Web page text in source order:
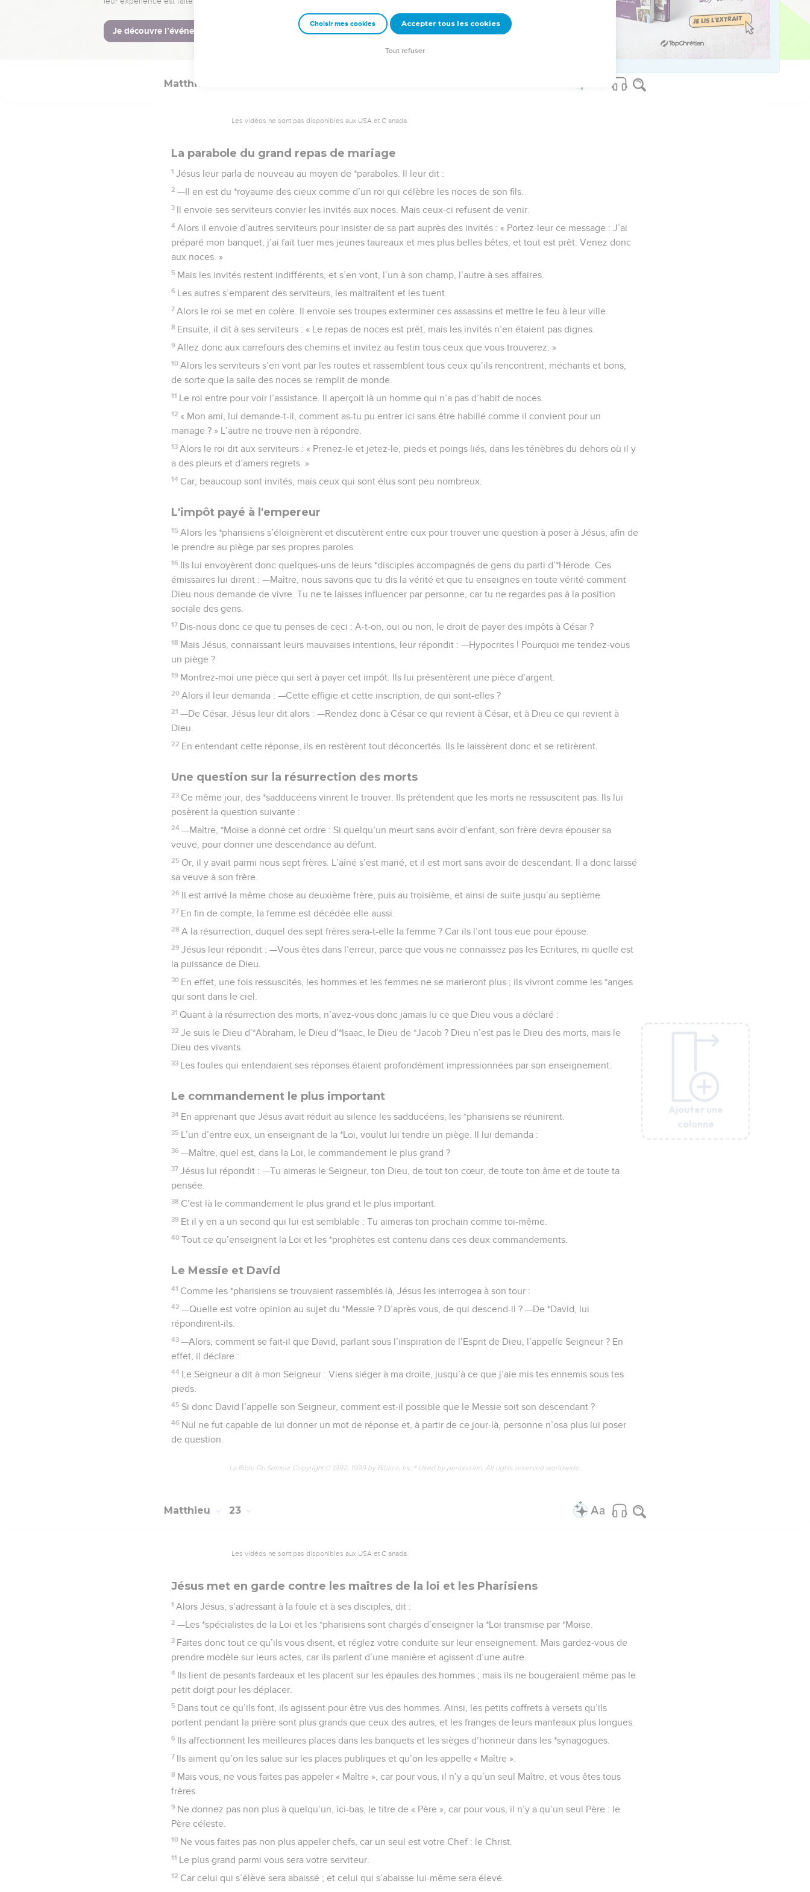
Jésus comme un *prophète.
La Bible Du Semeur Copyright © 1992, 1999 by Biblica, Inc.® Used by permission. All rights reserved worldwide.
Ajouter une
colonne
Matthieu
Les vidéos ne sont pas disponibles aux USA et C anada.
La parabole du grand repas de mariage
1 Jésus leur parla de nouveau au moyen de *paraboles. Il leur dit :
2 —Il en est du *royaume des cieux comme d’un roi qui célèbre les noces de son fils.
3 Il envoie ses serviteurs convier les invités aux noces. Mais ceux-ci refusent de venir.
4 Alors il envoie d’autres serviteurs pour insister de sa part auprès des invités : « Portez-leur ce message : J’ai
préparé mon banquet, j’ai fait tuer mes jeunes taureaux et mes plus belles bêtes, et tout est prêt. Venez donc
aux noces. »
5 Mais les invités restent indifférents, et s’en vont, l’un à son champ, l’autre à ses affaires.
6 Les autres s’emparent des serviteurs, les maltraitent et les tuent.
7 Alors le roi se met en colère. Il envoie ses troupes exterminer ces assassins et mettre le feu à leur ville.
8 Ensuite, il dit à ses serviteurs : « Le repas de noces est prêt, mais les invités n’en étaient pas dignes.
9 Allez donc aux carrefours des chemins et invitez au festin tous ceux que vous trouverez. »
10 Alors les serviteurs s’en vont par les routes et rassemblent tous ceux qu’ils rencontrent, méchants et bons,
de sorte que la salle des noces se remplit de monde.
11 Le roi entre pour voir l’assistance. Il aperçoit là un homme qui n’a pas d’habit de noces.
12 « Mon ami, lui demande-t-il, comment as-tu pu entrer ici sans être habillé comme il convient pour un
mariage ? » L’autre ne trouve rien à répondre.
13 Alors le roi dit aux serviteurs : « Prenez-le et jetez-le, pieds et poings liés, dans les ténèbres du dehors où il y
a des pleurs et d’amers regrets. »
14 Car, beaucoup sont invités, mais ceux qui sont élus sont peu nombreux.
L'impôt payé à l'empereur
15 Alors les *pharisiens s’éloignèrent et discutèrent entre eux pour trouver une question à poser à Jésus, afin de
le prendre au piège par ses propres paroles.
16 Ils lui envoyèrent donc quelques-uns de leurs *disciples accompagnés de gens du parti d’*Hérode. Ces
émissaires lui dirent : —Maître, nous savons que tu dis la vérité et que tu enseignes en toute vérité comment
Dieu nous demande de vivre. Tu ne te laisses influencer par personne, car tu ne regardes pas à la position
sociale des gens.
17 Dis-nous donc ce que tu penses de ceci : A-t-on, oui ou non, le droit de payer des impôts à César ?
18 Mais Jésus, connaissant leurs mauvaises intentions, leur répondit : —Hypocrites ! Pourquoi me tendez-vous
un piège ?
19 Montrez-moi une pièce qui sert à payer cet impôt. Ils lui présentèrent une pièce d’argent.
20 Alors il leur demanda : —Cette effigie et cette inscription, de qui sont-elles ?
21 —De César. Jésus leur dit alors : —Rendez donc à César ce qui revient à César, et à Dieu ce qui revient à
Dieu.
22 En entendant cette réponse, ils en restèrent tout déconcertés. Ils le laissèrent donc et se retirèrent.
Une question sur la résurrection des morts
23 Ce même jour, des *sadducéens vinrent le trouver. Ils prétendent que les morts ne ressuscitent pas. Ils lui
posèrent la question suivante :
24 —Maître, *Moïse a donné cet ordre : Si quelqu’un meurt sans avoir d’enfant, son frère devra épouser sa
veuve, pour donner une descendance au défunt.
25 Or, il y avait parmi nous sept frères. L’aîné s’est marié, et il est mort sans avoir de descendant. Il a donc laissé
sa veuve à son frère.
26 Il est arrivé la même chose au deuxième frère, puis au troisième, et ainsi de suite jusqu’au septième.
27 En fin de compte, la femme est décédée elle aussi.
28 A la résurrection, duquel des sept frères sera-t-elle la femme ? Car ils l’ont tous eue pour épouse.
29 Jésus leur répondit : —Vous êtes dans l’erreur, parce que vous ne connaissez pas les Ecritures, ni quelle est
la puissance de Dieu.
30 En effet, une fois ressuscités, les hommes et les femmes ne se marieront plus ; ils vivront comme les *anges
qui sont dans le ciel.
31 Quant à la résurrection des morts, n’avez-vous donc jamais lu ce que Dieu vous a déclaré :
32 Je suis le Dieu d’*Abraham, le Dieu d’*Isaac, le Dieu de *Jacob ? Dieu n’est pas le Dieu des morts, mais le
Dieu des vivants.
33 Les foules qui entendaient ses réponses étaient profondément impressionnées par son enseignement.
Le commandement le plus important
34 En apprenant que Jésus avait réduit au silence les sadducéens, les *pharisiens se réunirent.
35 L’un d’entre eux, un enseignant de la *Loi, voulut lui tendre un piège. Il lui demanda :
36 —Maître, quel est, dans la Loi, le commandement le plus grand ?
37 Jésus lui répondit : —Tu aimeras le Seigneur, ton Dieu, de tout ton cœur, de toute ton âme et de toute ta
pensée.
38 C’est là le commandement le plus grand et le plus important.
39 Et il y en a un second qui lui est semblable : Tu aimeras ton prochain comme toi-même.
40 Tout ce qu’enseignent la Loi et les *prophètes est contenu dans ces deux commandements.
Le Messie et David
41 Comme les *pharisiens se trouvaient rassemblés là, Jésus les interrogea à son tour :
42 —Quelle est votre opinion au sujet du *Messie ? D’après vous, de qui descend-il ? —De *David, lui
répondirent-ils.
43 —Alors, comment se fait-il que David, parlant sous l’inspiration de l’Esprit de Dieu, l’appelle Seigneur ? En
effet, il déclare :
44 Le Seigneur a dit à mon Seigneur : Viens siéger à ma droite, jusqu’à ce que j’aie mis tes ennemis sous tes
pieds.
45 Si donc David l’appelle son Seigneur, comment est-il possible que le Messie soit son descendant ?
46 Nul ne fut capable de lui donner un mot de réponse et, à partir de ce jour-là, personne n’osa plus lui poser
de question.
La Bible Du Semeur Copyright © 1992, 1999 by Biblica, Inc.® Used by permission. All rights reserved worldwide.
Ajouter une
colonne
Matthieu 23
Les vidéos ne sont pas disponibles aux USA et C anada.
Jésus met en garde contre les maîtres de la loi et les Pharisiens
1 Alors Jésus, s’adressant à la foule et à ses disciples, dit :
2 —Les *spécialistes de la Loi et les *pharisiens sont chargés d’enseigner la *Loi transmise par *Moïse.
3 Faites donc tout ce qu’ils vous disent, et réglez votre conduite sur leur enseignement. Mais gardez-vous de
prendre modèle sur leurs actes, car ils parlent d’une manière et agissent d’une autre.
4 Ils lient de pesants fardeaux et les placent sur les épaules des hommes ; mais ils ne bougeraient même pas le
petit doigt pour les déplacer.
5 Dans tout ce qu’ils font, ils agissent pour être vus des hommes. Ainsi, les petits coffrets à versets qu’ils
portent pendant la prière sont plus grands que ceux des autres, et les franges de leurs manteaux plus longues.
6 Ils affectionnent les meilleures places dans les banquets et les sièges d’honneur dans les *synagogues.
7 Ils aiment qu’on les salue sur les places publiques et qu’on les appelle « Maître ».
8 Mais vous, ne vous faites pas appeler « Maître », car pour vous, il n’y a qu’un seul Maître, et vous êtes tous
frères.
9 Ne donnez pas non plus à quelqu’un, ici-bas, le titre de « Père », car pour vous, il n’y a qu’un seul Père : le
Père céleste.
10 Ne vous faites pas non plus appeler chefs, car un seul est votre Chef : le Christ.
11 Le plus grand parmi vous sera votre serviteur.
12 Car celui qui s’élève sera abaissé ; et celui qui s’abaisse lui-même sera élevé.
Ajouter une
colonne
Ajouter une
colonne
Ajouter une
colonne
Choisir mes cookies Accepter tous les cookies
Tout refuser